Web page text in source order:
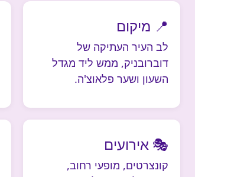
📍 מיקום
לב העיר העתיקה של
דוברובניק, ממש ליד מגדל
השעון ושער פלאוצ'ה.
🎭 אירועים
קונצרטים, מופעי רחוב,